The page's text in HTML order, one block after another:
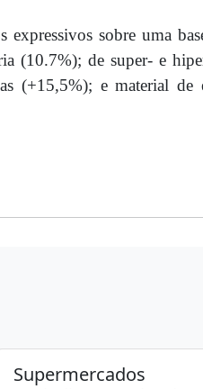
expressivos sobre uma
(10.7%); de super- e
(+15,5%); e material de
Supermercados